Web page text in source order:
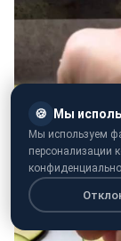
🍪 Мы
Мы используем
персонализации